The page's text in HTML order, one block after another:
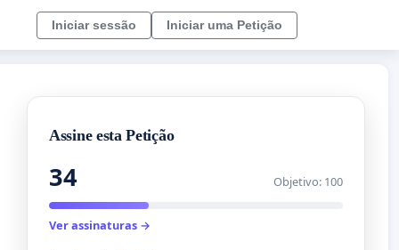
Iniciar sessão Iniciar uma Petição
Assine esta Petição
34 Objetivo: 100
Ver assinaturas →